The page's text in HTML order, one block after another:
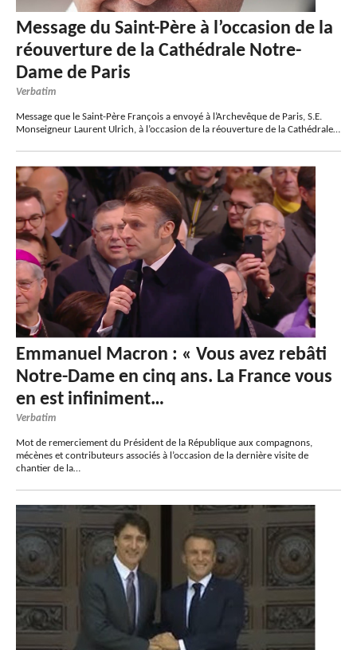
Message du Saint-Père à l’occasion de la
réouverture de la Cathédrale Notre-
Dame de Paris
Verbatim
Message que le Saint-Père François a envoyé à l’Archevêque de Paris, S.E.
Monseigneur Laurent Ulrich, à l’occasion de la réouverture de la Cathédrale…
Emmanuel Macron : « Vous avez rebâti
Notre-Dame en cinq ans. La France vous
en est infiniment…
Verbatim
Mot de remerciement du Président de la République aux compagnons,
mécènes et contributeurs associés à l’occasion de la dernière visite de
chantier de la…